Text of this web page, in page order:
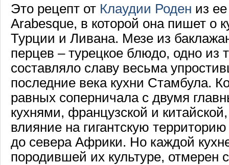
Это рецепт от Клаудии Роден из
Arabesque, в которой она пишет о
Турции и Ливана. Мезе из
перцев – турецкое блюдо, одно из
составляло славу весьма
последние века кухни Стамбула.
равных соперничала с двумя
кухнями, французской и
влияние на гигантскую
до севера Африки. Но каждой
породившей их культуре, отмерен